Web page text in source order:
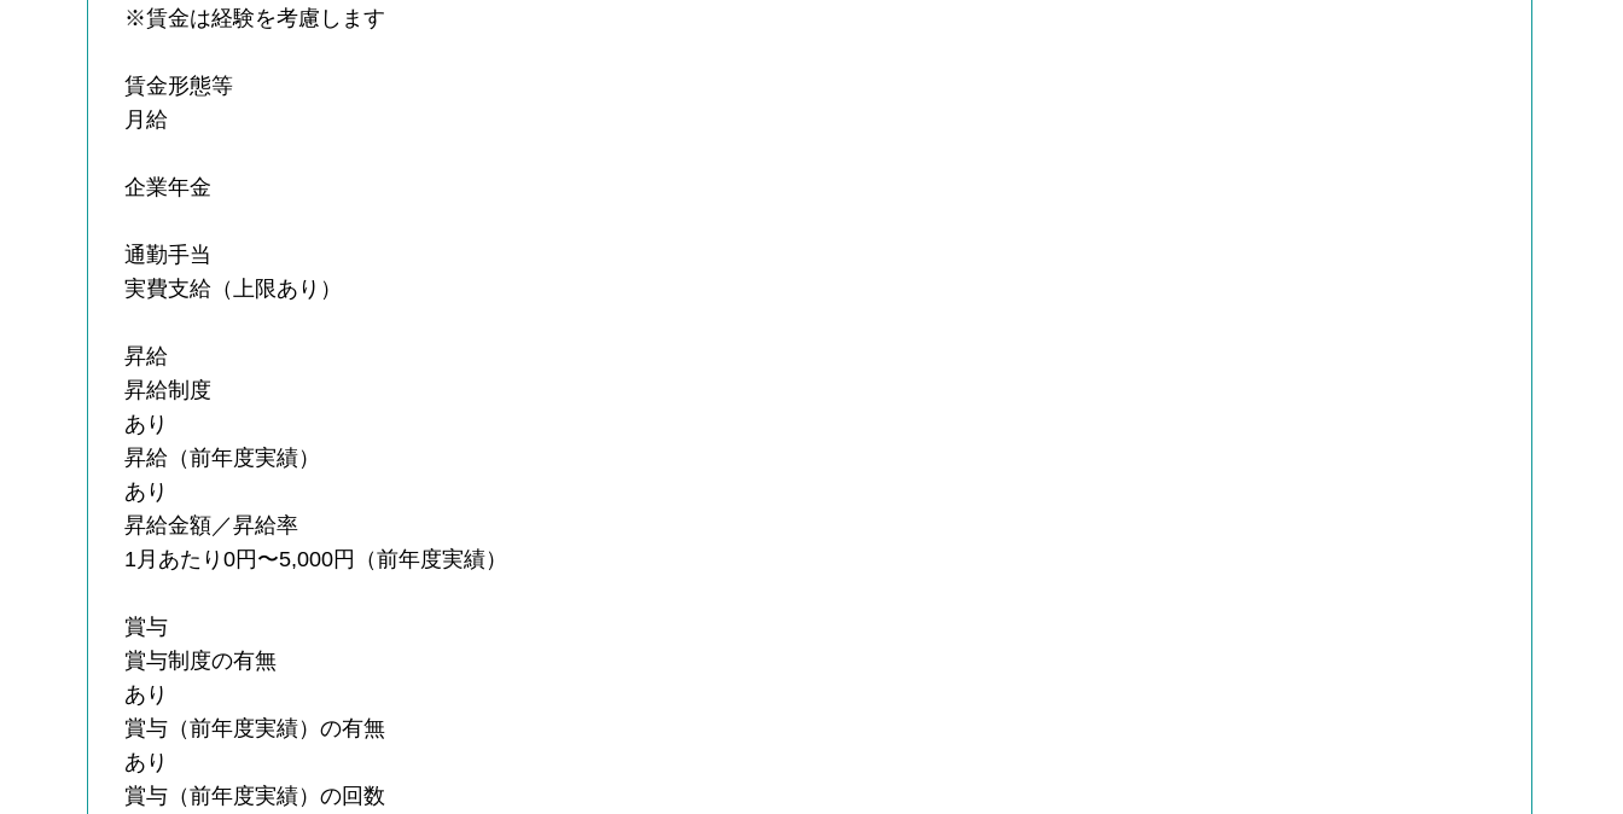
※賃金は経験を考慮します
賃金形態等
月給
企業年金
通勤手当
実費支給（上限あり）
昇給
昇給制度
あり
昇給（前年度実績）
あり
昇給金額／昇給率
1月あたり0円〜5,000円（前年度実績）
賞与
賞与制度の有無
あり
賞与（前年度実績）の有無
あり
賞与（前年度実績）の回数